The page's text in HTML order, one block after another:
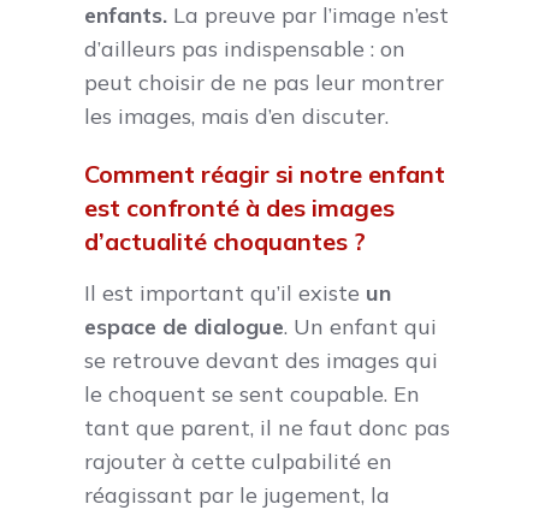
enfants. La preuve par l’image n’est
d’ailleurs pas indispensable : on
peut choisir de ne pas leur montrer
les images, mais d’en discuter.
Comment réagir si notre enfant
est confronté à des images
d’actualité choquantes ?
Il est important qu’il existe un
espace de dialogue. Un enfant qui
se retrouve devant des images qui
le choquent se sent coupable. En
tant que parent, il ne faut donc pas
rajouter à cette culpabilité en
réagissant par le jugement, la